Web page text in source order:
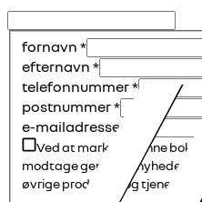
fornavn *
efternavn *
telefonnummer*
postnummer*
e-mailadresse
Ved at markere denne
modtage generelle nyheder,
øvrige produkter og tjenester